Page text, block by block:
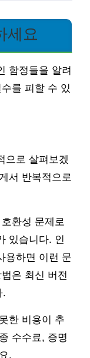
세요
함정들을 알려
를 피할 수 있
으로 살펴보겠
서 반복적으로
환성 문제로
있습니다. 인
용하면 이런 문
은 최신 버전
.
한 비용이 추
수수료, 증명
.